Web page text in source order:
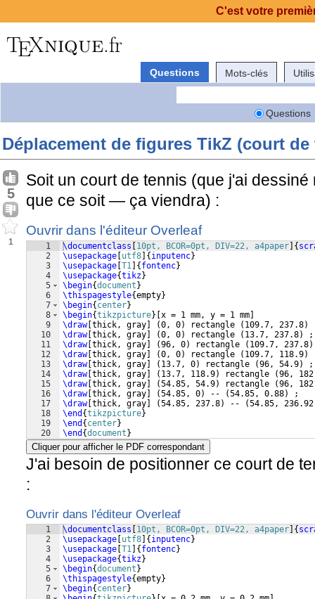
Questions Mots-clés
Questions
Déplacement de figures TikZ (court
5
1
Soit un court de tennis (que j'ai
que ce soit — ça viendra) :
Ouvrir dans l'éditeur Overleaf
1
2
3
4
5
6
7
8
9
10
11
12
13
14
15
16
17
18
19
20
\documentclass 10pt, BCOR=0pt, DIV=22, a4paper {
\usepackage utf8 { inputenc}
\usepackage T1 { fontenc}
\usepackage{tikz}
\begin{document }
\thispagestyle{empty}
\begin{ center}
\begin{tikzpicture} x = 1 mm, y = 1 mm
\draw[ thick, gray (0, 0) rectangle ( 109.7, 237.8)
\draw[ thick, gray (0, 0) rectangle ( 13.7, 237.8)
;
\draw[ thick, gray (96, 0) rectangle ( 109.7, 237.8)
\draw[ thick, gray (0, 0) rectangle ( 109.7, 118.9)
\draw[ thick, gray ( 13.7, 0) rectangle (96, 54.9)
;
\draw[ thick, gray ( 13.7, 118.9) rectangle (96,
\draw[ thick, gray (54.85, 54.9) rectangle (96,
\draw[ thick, gray (54.85, 0) -- (54.85, 0.88)
;
\draw[ thick, gray (54.85, 237.8) -- (54.85, 236.92
\end {tikzpicture}
\end { center}
\end {document }
Cliquer pour afficher le PDF correspondant
J'ai besoin de positionner ce court de
:
Ouvrir dans l'éditeur Overleaf
1
2
3
4
5
6
7
\documentclass 10pt, BCOR=0pt, DIV=22, a4paper {
\usepackage utf8 { inputenc}
\usepackage T1 { fontenc}
\usepackage{tikz}
\begin{document }
\thispagestyle{empty}
\begin{ center}
C'est votre